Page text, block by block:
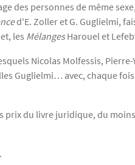
des personnes de même
d'E. Zoller et G. Guglielmi,
les MélangesHarouel et
Nicolas Molfessis,
Guglielmi… avec, chaque
du livre juridique, du